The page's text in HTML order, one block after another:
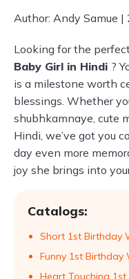
Author: Andy Samue
Looking for the
Baby Girl in Hindi ?
is a milestone worth
blessings. Whether
shubhkamnaye, cute
Hindi, we’ve got you
day even more
joy she brings into
Catalogs:
Short 1st Birthday
Funny 1st Birthday
Heart Touching